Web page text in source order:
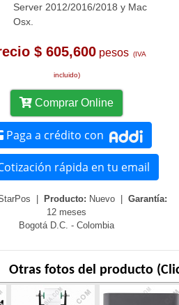
Server 2012/2016/2018 y Mac
Osx.
$ 605,600pesos (IVA
incluido)
Comprar Online
Paga a crédito con
rápida en tu email
| Producto: Nuevo | Garantía:
12 meses
Bogotá D.C. - Colombia
Otras fotos del producto